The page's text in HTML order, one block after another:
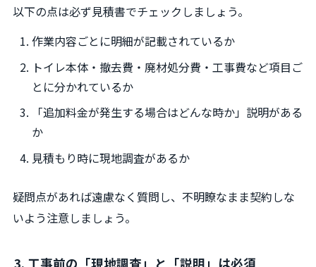
以下の点は必ず見積書でチェックしましょう。
作業内容ごとに明細が記載されているか
トイレ本体・撤去費・廃材処分費・工事費など項目ご
とに分かれているか
「追加料金が発生する場合はどんな時か」説明がある
か
見積もり時に現地調査があるか
疑問点があれば遠慮なく質問し、不明瞭なまま契約しな
いよう注意しましょう。
3. 工事前の「現地調査」と「説明」は必須